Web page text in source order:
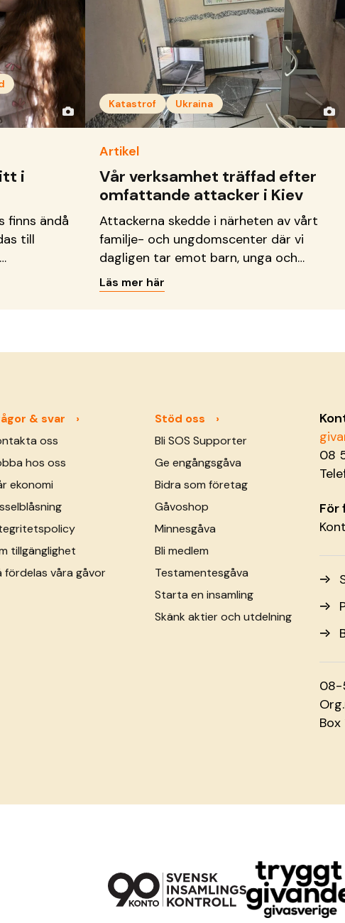
i
finns ändå
till
Katastrof Ukraina
Artikel
Vår verksamhet träffad efter
omfattande attacker i Kiev
Attackerna skedde i närheten av vårt
familje- och ungdomscenter där vi
dagligen tar emot barn, unga och
familjer.
Läs mer här
& svar
oss
hos oss
ekonomi
tillgänglighet
fördelas våra gåvor
Stöd oss
Bli SOS Supporter
Ge engångsgåva
Bidra som företag
Gåvoshop
Minnesgåva
Bli medlem
Testamentesgåva
Starta en insamling
Skänk aktier och utdelning
08
För
08-